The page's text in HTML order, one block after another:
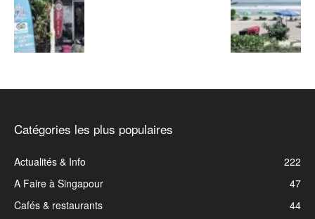
Catégories les plus populaires
Actualités & Info
222
A Faire à Singapour
47
Cafés & restaurants
44